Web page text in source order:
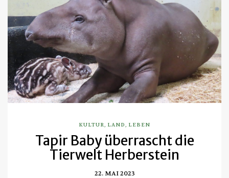
KULTUR, LAND, LEBEN
Tapir Baby überrascht die
Tierwelt Herberstein
22. MAI 2023